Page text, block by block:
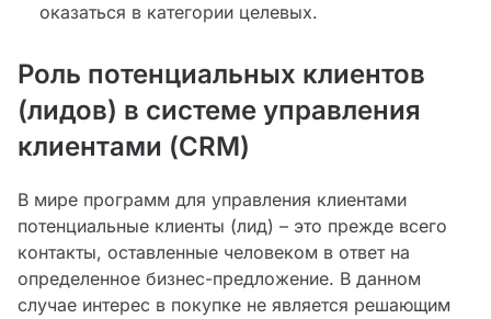
оказаться в категории целевых.
Роль потенциальных клиентов
(лидов) в системе управления
клиентами (CRM)
В мире программ для управления клиентами
потенциальные клиенты (лид) – это прежде всего
контакты, оставленные человеком в ответ на
определенное бизнес-предложение. В данном
случае интерес в покупке не является решающим